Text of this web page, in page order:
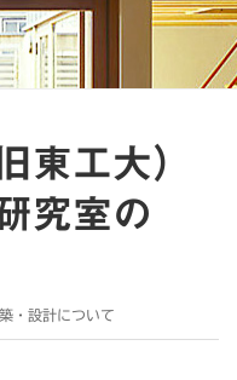
東工大）
究室の
・設計について